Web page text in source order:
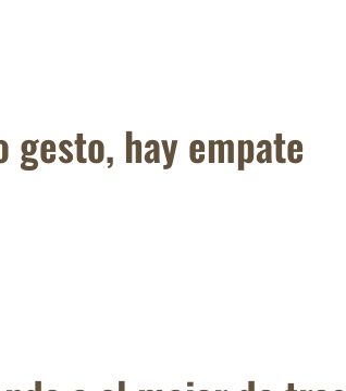
gesto, hay empate